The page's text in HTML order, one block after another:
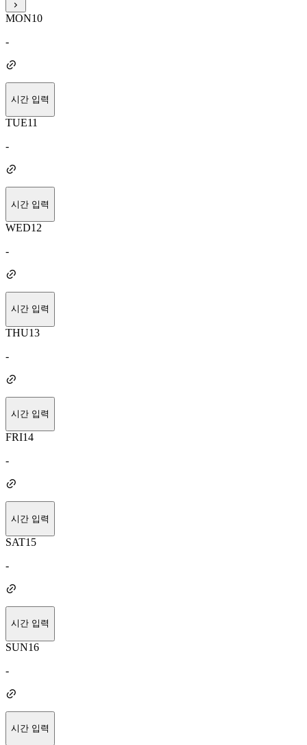
MON10
-
시간 입력
TUE11
-
시간 입력
WED12
-
시간 입력
THU13
-
시간 입력
FRI14
-
시간 입력
SAT15
-
시간 입력
SUN16
-
시간 입력